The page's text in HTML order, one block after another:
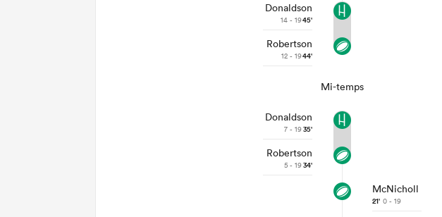
Donaldson
14 - 1945'
Robertson
12 - 1944'
Mi-temps
Donaldson
7 - 1935'
Robertson
5 - 1934'
McNicholl
21' 0 - 19